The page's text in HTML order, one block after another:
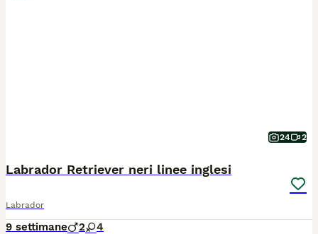
24 2
Labrador Retriever neri linee inglesi
Labrador
9 settimane 2 4